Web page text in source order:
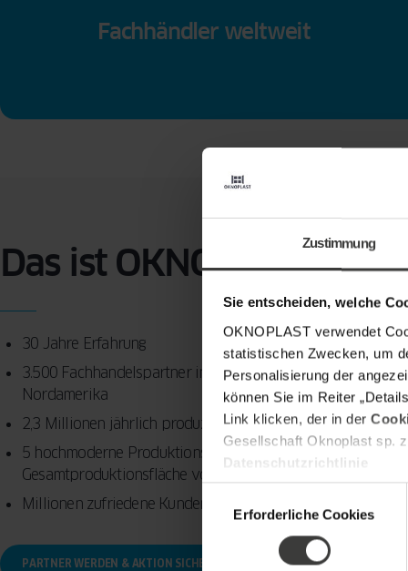
Zustimmung
Sie entscheiden, welche
OKNOPLAST verwendet
statistischen Zwecken, um
Personalisierung der
können Sie im Reiter
Link klicken, der in der
Gesellschaft Oknoplast sp.
Datenschutzrichtlinie
Erforderliche Cookies
Fachhändler weltweit
Das ist OKNOPLAST
30 Jahre Erfahrung
3.500 Fachhandelspartner in 21 Ländern in Europa und
Nordamerika
2,3 Millionen jährlich produzierte Fenster
5 hochmoderne Produktionsanlagen in Europa mit einer
Gesamtproduktionsfläche von ca. 124.000 m²
Millionen zufriedene Kunden weltweit
PARTNER WERDEN & AKTION SICHERN B2B-BROSCHÜRE (10 MB)